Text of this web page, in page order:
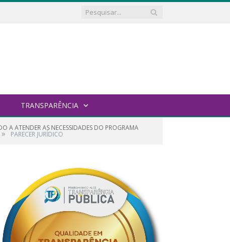
TRANSPARÊNCIA
A ATENDER AS NECESSIDADES DO PROGRAMA
» PARECER JURÍDICO